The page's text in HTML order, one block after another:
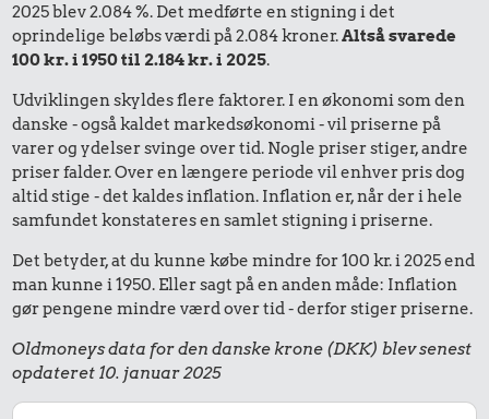
2025 blev 2.084 %. Det medførte en stigning i det
oprindelige beløbs værdi på 2.084 kroner.Altså svarede
100 kr. i 1950 til 2.184 kr. i 2025.
Udviklingen skyldes flere faktorer. I en økonomi som den
danske - også kaldet markedsøkonomi - vil priserne på
varer og ydelser svinge over tid. Nogle priser stiger, andre
priser falder. Over en længere periode vil enhver pris dog
altid stige - det kaldes inflation. Inflation er, når der i hele
samfundet konstateres en samlet stigning i priserne.
Det betyder, at du kunne købe mindre for 100 kr. i 2025 end
man kunne i 1950. Eller sagt på en anden måde: Inflation
gør pengene mindre værd over tid - derfor stiger priserne.
Oldmoneys data for den danske krone (DKK) blev senest
opdateret 10. januar 2025